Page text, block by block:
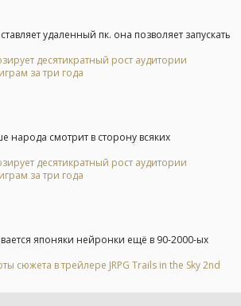
удаленный пк. она позволяет запускать
десятикратный рост аудитории
за три года
народа смотрит в сторону всяких
десятикратный рост аудитории
за три года
японяки нейронки ещё в 90-2000-ых
сюжета в трейлере JRPG Trails in the Sky 2nd